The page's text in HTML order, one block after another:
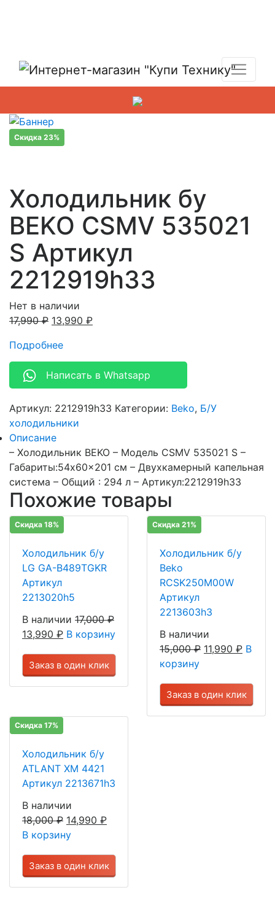
Скидка 23%
Холодильник бу
BEKO CSMV 535021
S Артикул
2212919h33
Нет в наличии
17,990₽ 13,990 ₽
Подробнее
Написать в Whatsapp
Артикул: 2212919h33 Категории: Beko, Б/У
холодильники
Описание
– Холодильник BEKO – Модель CSMV 535021 S –
Габариты:54x60x201 см – Двухкамерный капельная
система – Общий : 294 л – Артикул:2212919h33
Похожие товары
Скидка 18%
Холодильник б/у
LG GA-B489TGKR
Артикул
2213020h5
В наличии 17,000₽
13,990 ₽ В корзину
Заказ в один клик
Скидка 21%
Холодильник б/у
Beko
RCSK250M00W
Артикул
2213603h3
В наличии
15,000₽ 11,990 ₽ В
корзину
Заказ в один клик
Скидка 17%
Холодильник б/у
ATLANT ХМ 4421
Артикул 2213671h3
В наличии
18,000₽ 14,990 ₽
В корзину
Заказ в один клик